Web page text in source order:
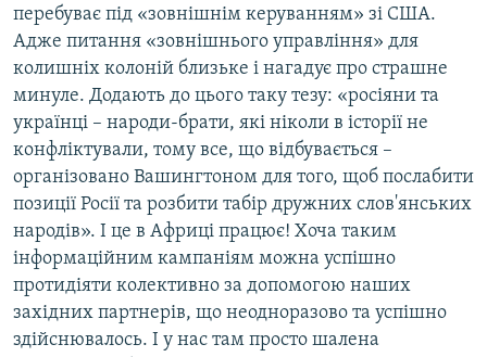
перебуває під «зовнішнім керуванням» зі США.
Адже питання «зовнішнього управління» для
колишніх колоній близьке і нагадує про страшне
минуле. Додають до цього таку тезу: «росіяни та
українці – народи-брати, які ніколи в історії не
конфліктували, тому все, що відбувається –
організовано Вашингтоном для того, щоб послабити
позиції Росії та розбити табір дружних слов'янських
народів». І це в Африці працює! Хоча таким
інформаційним кампаніям можна успішно
протидіяти колективно за допомогою наших
західних партнерів, що неодноразово та успішно
здійснювалось. І у нас там просто шалена